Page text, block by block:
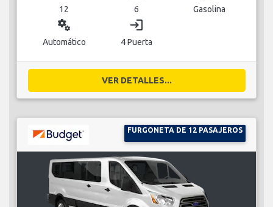
12 6 Gasolina
miscellaneous_services
Automático
login
4 Puerta
VER DETALLES...
FURGONETA DE 12 PASAJEROS